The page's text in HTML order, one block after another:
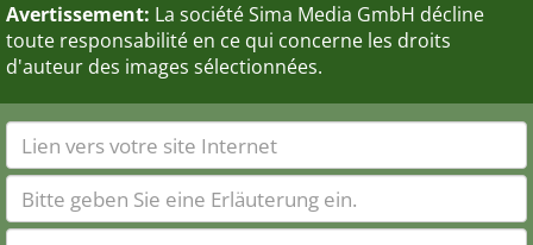
Avertissement: La société Sima Media GmbH décline
toute responsabilité en ce qui concerne les droits
d'auteur des images sélectionnées.